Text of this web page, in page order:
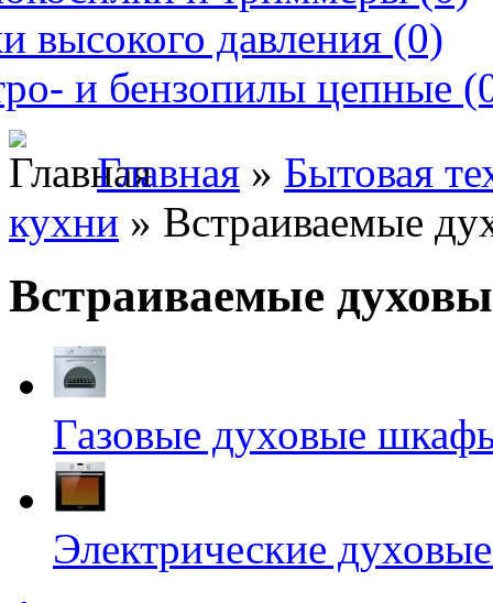
высокого давления (0)
и бензопилы цепные
Главная » Бытовая
кухни » Встраиваемые
Встраиваемые
Газовые духовые
Электрические